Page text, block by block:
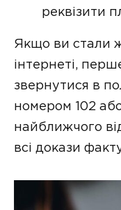
реквізити
Якщо ви стали
інтернеті,
звернутися в
номером 102
найближчого
всі докази